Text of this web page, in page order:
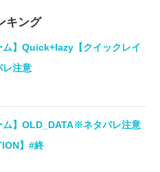
キング
ム】Quick+lazy【クイックレイ
レ注意
ム】OLD_DATA※ネタバレ注意
】#終